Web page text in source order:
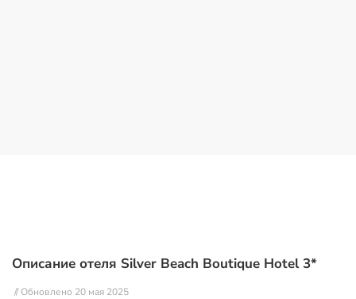
Описание отеля Silver Beach Boutique Hotel 3*
// Обновлено 20 мая 2025